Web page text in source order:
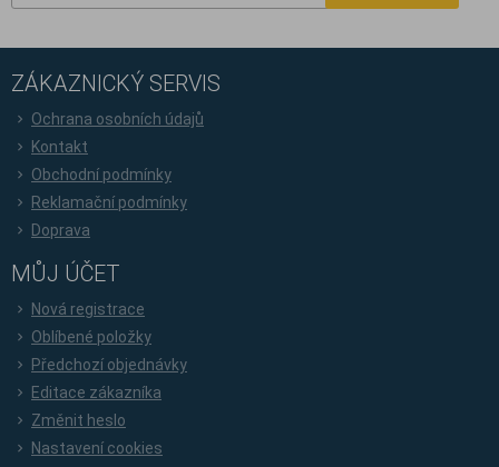
ZÁKAZNICKÝ SERVIS
Ochrana osobních údajů
Kontakt
Obchodní podmínky
Reklamační podmínky
Doprava
MŮJ ÚČET
Nová registrace
Oblíbené položky
Předchozí objednávky
Editace zákazníka
Změnit heslo
Nastavení cookies